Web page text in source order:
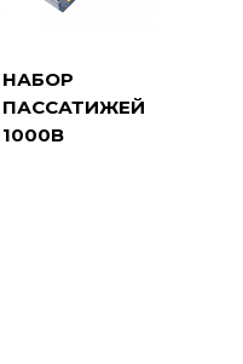
НАБОР
ПАССАТИЖЕЙ
1000В